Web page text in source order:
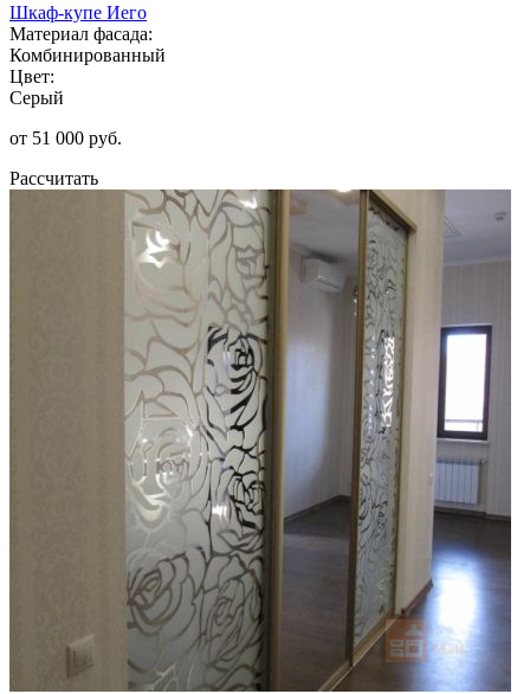
Шкаф-купе Иего
Материал фасада:
Комбинированный
Цвет:
Серый
от 51 000 руб.
Рассчитать